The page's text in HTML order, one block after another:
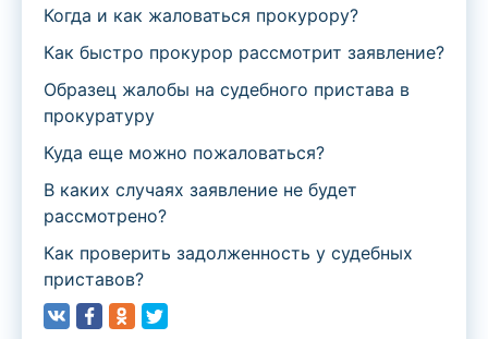
Когда и как жаловаться прокурору?
Как быстро прокурор рассмотрит заявление?
Образец жалобы на судебного пристава в
прокуратуру
Куда еще можно пожаловаться?
В каких случаях заявление не будет
рассмотрено?
Как проверить задолженность у судебных
приставов?